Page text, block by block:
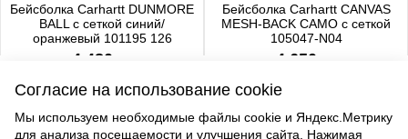
Бейсболка Carhartt DUNMORE
BALL с сеткой синий/
оранжевый 101195 126
4 480 р.
Бейсболка Carhartt CANVAS
MESH-BACK CAMO с сеткой
105047-N04
4 650 р.
Согласие на использование cookie
Мы используем необходимые файлы cookie и Яндекс.Метрику
для анализа посещаемости и улучшения сайта. Нажимая